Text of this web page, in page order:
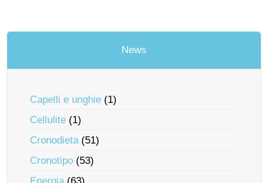
News
Capelli e unghie (1)
Cellulite (1)
Cronodieta(51)
Cronotipo (53)